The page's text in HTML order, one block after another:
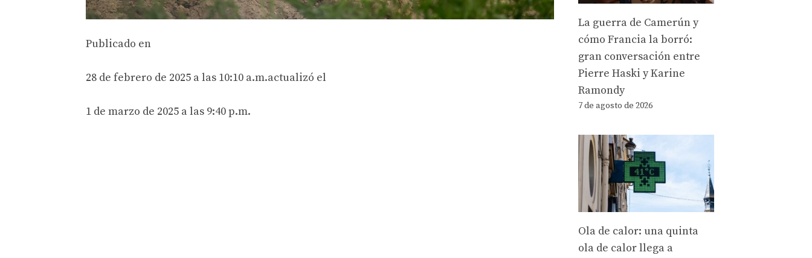
Publicado en
28 de febrero de 2025 a las 10:10 a.m.actualizó el
1 de marzo de 2025 a las 9:40 p.m.
La guerra de Camerún y
cómo Francia la borró:
gran conversación entre
Pierre Haski y Karine
Ramondy
7 de agosto de 2026
Ola de calor: una quinta
ola de calor llega a